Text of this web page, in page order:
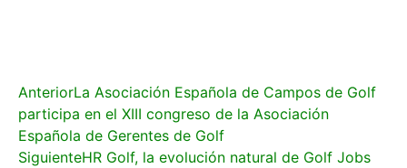
AnteriorLa Asociación Española de Campos de Golf
participa en el XIII congreso de la Asociación
Española de Gerentes de Golf
SiguienteHR Golf, la evolución natural de Golf Jobs